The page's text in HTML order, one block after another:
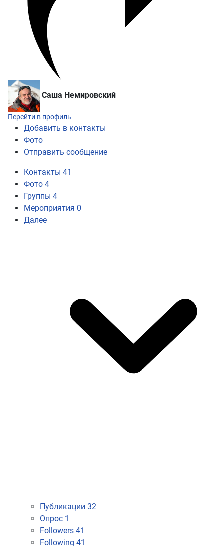
Саша Немировский
Перейти в профиль
Добавить в контакты
Фото
Отправить сообщение
Контакты 41
Фото 4
Группы 4
Мероприятия 0
Далее
Публикации 32
Опрос 1
Followers 41
Following 41